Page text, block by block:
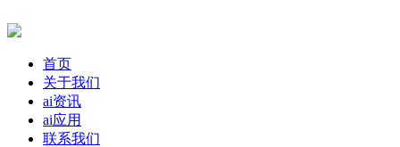
首页
关于我们
ai资讯
ai应用
联系我们